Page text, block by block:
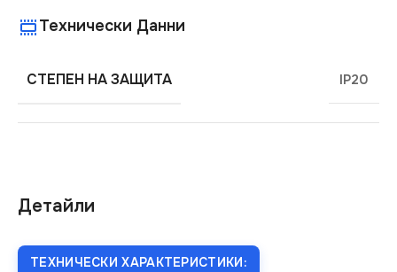
Детайли
ТЕХНИЧЕСКИ ХАРАКТЕРИСТИКИ:
Технически Данни
СТЕПЕН НА ЗАЩИТА IP20